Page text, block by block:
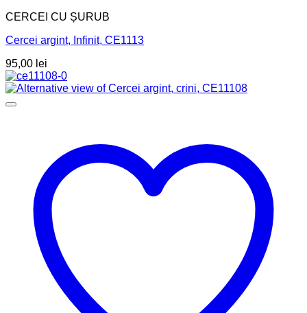
CERCEI CU ȘURUB
Cercei argint, Infinit, CE1113
95,00 lei